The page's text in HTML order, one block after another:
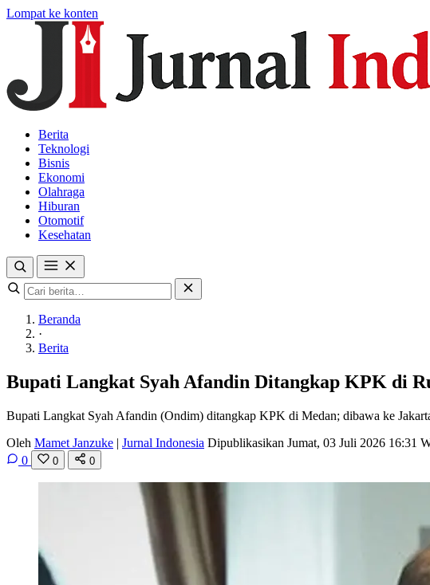
Lompat ke konten
Berita
Teknologi
Bisnis
Ekonomi
Olahraga
Hiburan
Otomotif
Kesehatan
Beranda
·
Berita
Bupati Langkat Syah Afandin Ditangkap KPK di
Bupati Langkat Syah Afandin (Ondim) ditangkap KPK di Medan; dibawa ke
Oleh Mamet Janzuke | Jurnal Indonesia Dipublikasikan Jumat, 03 Juli 2026 16:31
0
0 0